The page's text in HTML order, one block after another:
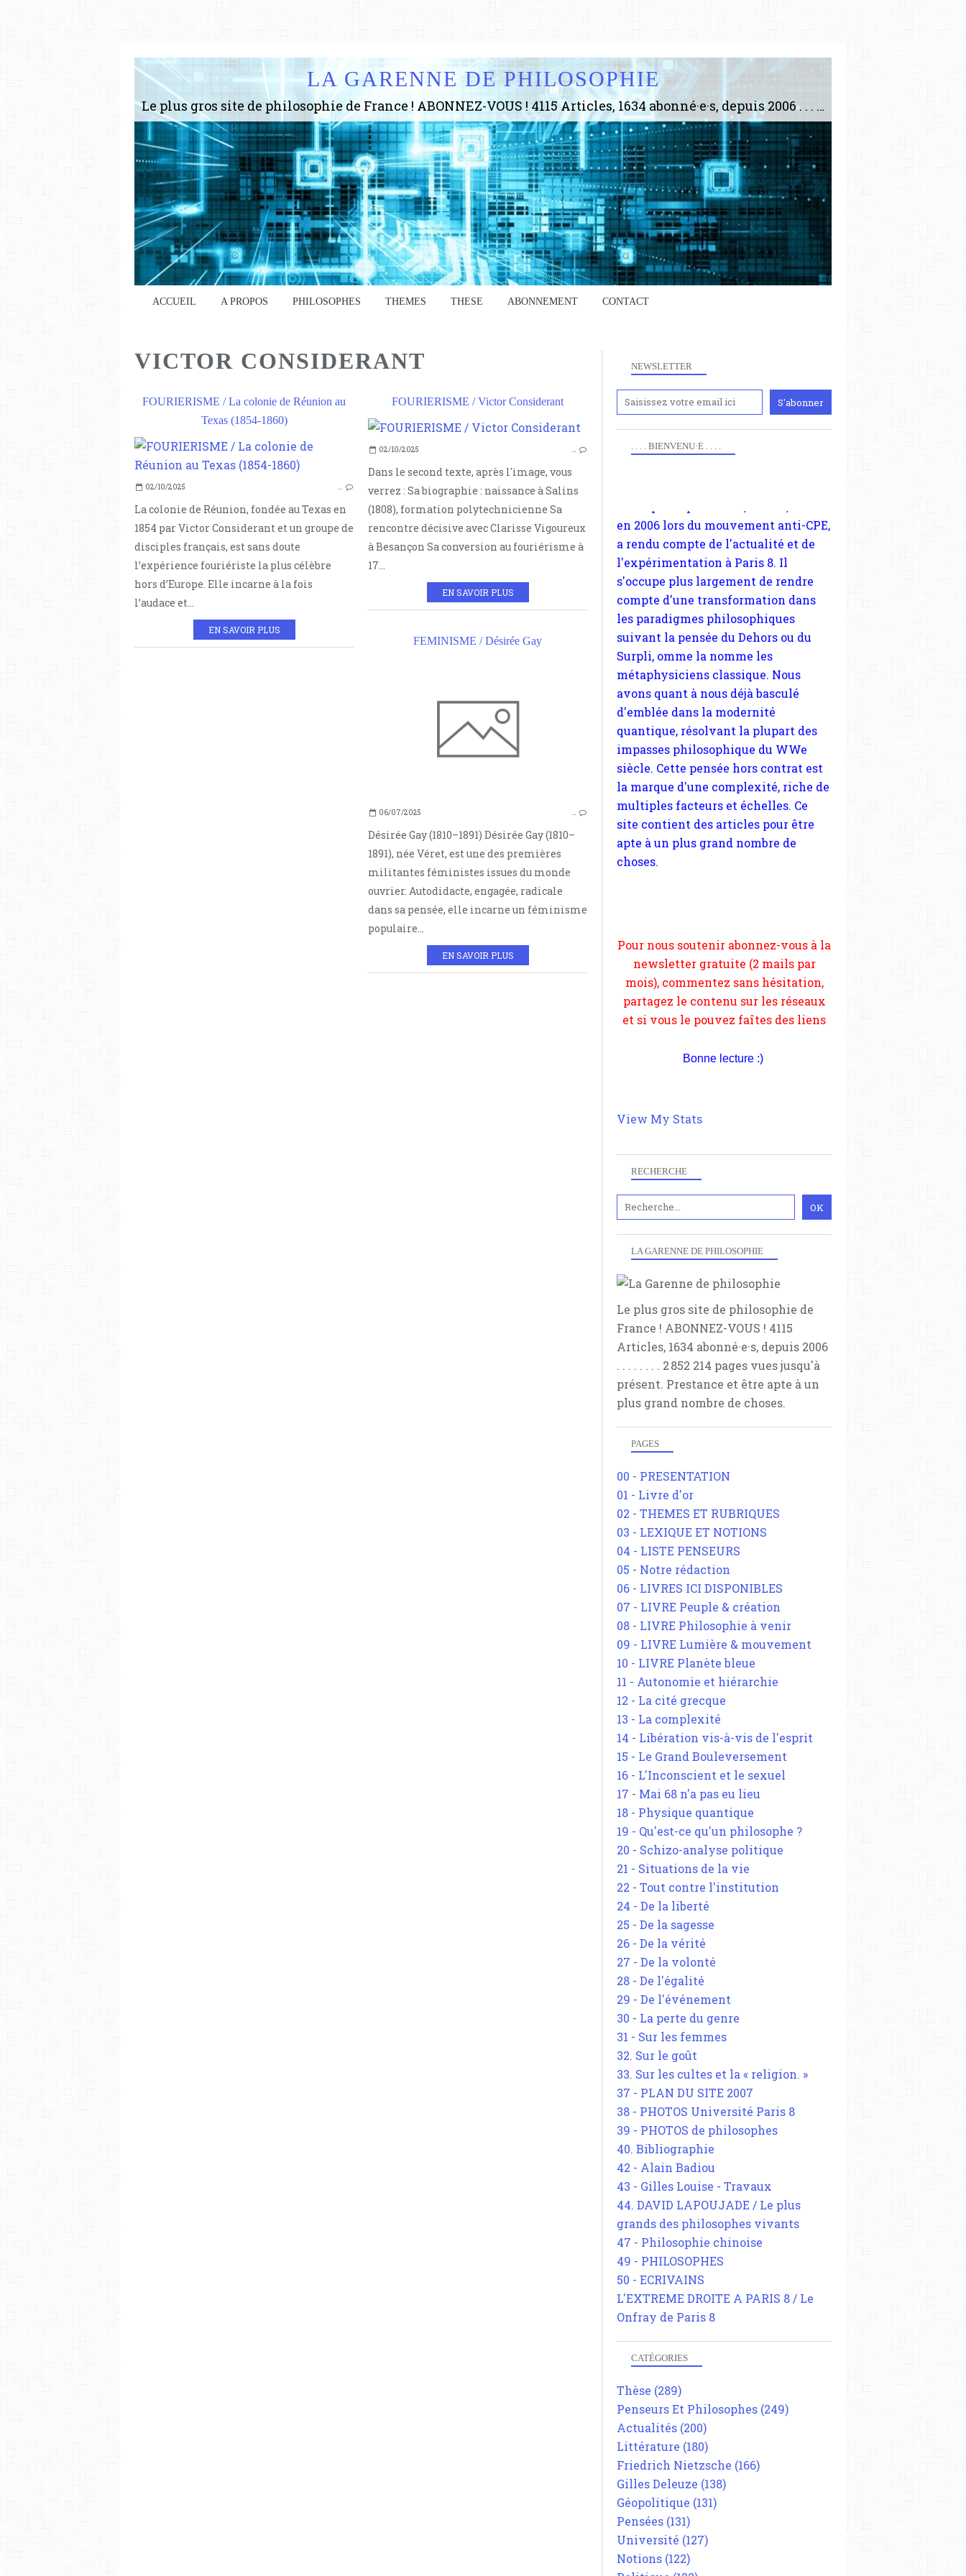
LA GARENNE DE PHILOSOPHIE
Le plus gros site de philosophie de France ! ABONNEZ-VOUS ! 4115 Articles, 1634 abonné·e·s, depuis 2006 . . . . . . . . 2 852 214 pages vues jusqu'à présent. Prestance et être apte à un plus grand nombre de choses.
ACCUEIL A PROPOS PHILOSOPHES THEMES THESE ABONNEMENT CONTACT
VICTOR CONSIDERANT
FOURIERISME / La colonie de Réunion au
Texas (1854-1860)
COLONIE DE LA RÉUNION
TEXAS
VICTOR CONSIDERANT
PHALANSTÈRES
02/10/2025 …
La colonie de Réunion, fondée au Texas en
1854 par Victor Considerant et un groupe de
disciples français, est sans doute
l’expérience fouriériste la plus célèbre
hors d’Europe. Elle incarne à la fois
l’audace et...
EN SAVOIR PLUS
FOURIERISME / Victor Considerant
FOURIÉRISME
02/10/2025 …
Dans le second texte, après l'image, vous
verrez : Sa biographie : naissance à Salins
(1808), formation polytechnicienne Sa
rencontre décisive avec Clarisse Vigoureux
à Besançon Sa conversion au fouriérisme à
17...
EN SAVOIR PLUS
FEMINISME / Désirée Gay
DÉSIRÉE GAY
FÉMMISIME
PREMIÈRE INTERNATIONALE
SAINT-SIMONISME
FOURIÉRISME
VICTOR CONSIDÉRANT
ROBERT OWEN
06/07/2025 …
Désirée Gay (1810–1891) Désirée Gay (1810–
1891), née Véret, est une des premières
militantes féministes issues du monde
ouvrier. Autodidacte, engagée, radicale
dans sa pensée, elle incarne un féminisme
populaire...
EN SAVOIR PLUS
NEWSLETTER
RECHERCHE
LA GARENNE DE PHILOSOPHIE
Le plus gros site de philosophie de
France ! ABONNEZ-VOUS ! 4115
Articles, 1634 abonné·e·s, depuis 2006
. . . . . . . . 2 852 214 pages vues jusqu'à
présent. Prestance et être apte à un
plus grand nombre de choses.
PAGES
00 - PRESENTATION
01 - Livre d'or
02 - THEMES ET RUBRIQUES
03 - LEXIQUE ET NOTIONS
04 - LISTE PENSEURS
05 - Notre rédaction
06 - LIVRES ICI DISPONIBLES
07 - LIVRE Peuple & création
08 - LIVRE Philosophie à venir
09 - LIVRE Lumière & mouvement
10 - LIVRE Planète bleue
11 - Autonomie et hiérarchie
12 - La cité grecque
13 - La complexité
14 - Libération vis-à-vis de l'esprit
15 - Le Grand Bouleversement
16 - L'Inconscient et le sexuel
17 - Mai 68 n'a pas eu lieu
18 - Physique quantique
19 - Qu'est-ce qu'un philosophe ?
20 - Schizo-analyse politique
21 - Situations de la vie
22 - Tout contre l'institution
24 - De la liberté
25 - De la sagesse
26 - De la vérité
27 - De la volonté
28 - De l'égalité
29 - De l'événement
30 - La perte du genre
31 - Sur les femmes
32. Sur le goût
33. Sur les cultes et la « religion. »
37 - PLAN DU SITE 2007
38 - PHOTOS Université Paris 8
39 - PHOTOS de philosophes
40. Bibliographie
42 - Alain Badiou
43 - Gilles Louise - Travaux
44. DAVID LAPOUJADE / Le plus
grands des philosophes vivants
47 - Philosophie chinoise
49 - PHILOSOPHES
50 - ECRIVAINS
L'EXTREME DROITE A PARIS 8 / Le
Onfray de Paris 8
CATÉGORIES
Thèse (289)
Penseurs Et Philosophes (249)
Actualités (200)
Littérature (180)
Friedrich Nietzsche (166)
Gilles Deleuze (138)
Géopolitique (131)
Pensées (131)
Université (127)
Notions (122)
. . . . BIENVENU·E . . . .
Anciennement
en 2006 lors du mouvement anti-CPE,
s'occupe plus largement de rendre
compte d'une transformation dans
les paradigmes philosophiques
suivant la pensée du Dehors ou du
Surpli, omme la nomme les
métaphysiciens classique. Nous
avons quant à nous déjà basculé
d'emblée dans la modernité
quantique, résolvant la plupart des
impasses philosophique du WWe
siècle. Cette pensée hors contrat est
la marque d'une complexité, riche de
multiples facteurs et échelles. Ce
site contient des articles pour être
apte à un plus grand nombre de
choses.
partagez le contenu sur les réseaux
et si vous le pouvez faîtes des liens
depuis votre site.
Bonne lecture :)
View My Stats